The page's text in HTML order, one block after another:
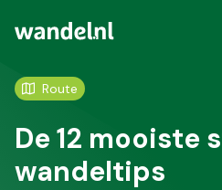
Route
De 12 mooiste
wandeltips